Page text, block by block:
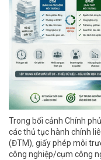
Trong bối cảnh Chính
các thủ tục hành chính
(ĐTM), giấy phép môi
công nghiệp/cụm công